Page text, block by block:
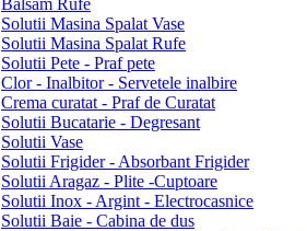
Balsam Rufe
Solutii Masina Spalat Vase
Solutii Masina Spalat Rufe
Solutii Pete - Praf pete
Clor - Inalbitor - Servetele inalbire
Crema curatat - Praf de Curatat
Solutii Bucatarie - Degresant
Solutii Vase
Solutii Frigider - Absorbant Frigider
Solutii Aragaz - Plite -Cuptoare
Solutii Inox - Argint - Electrocasnice
Solutii Baie - Cabina de dus